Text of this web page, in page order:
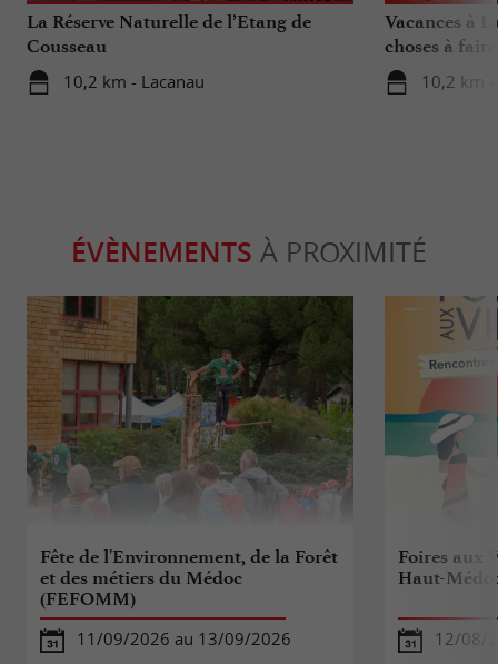
La Réserve Naturelle de l’Etang de
Cousseau
10,2 km - Lacanau
Vacances à
choses à
votre séjour
10,2 km -
ÉVÈNEMENTS À PROXIMITÉ
Fête de l'Environnement, de la Forêt
et des métiers du Médoc
(FEFOMM)
11/09/2026 au 13/09/2026
Foires aux
Haut-
12/08/